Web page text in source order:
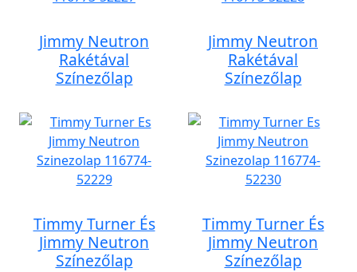
Jimmy Neutron
Rakétával
Színezőlap
Jimmy Neutron
Rakétával
Színezőlap
Timmy Turner És
Jimmy Neutron
Színezőlap
Timmy Turner És
Jimmy Neutron
Színezőlap